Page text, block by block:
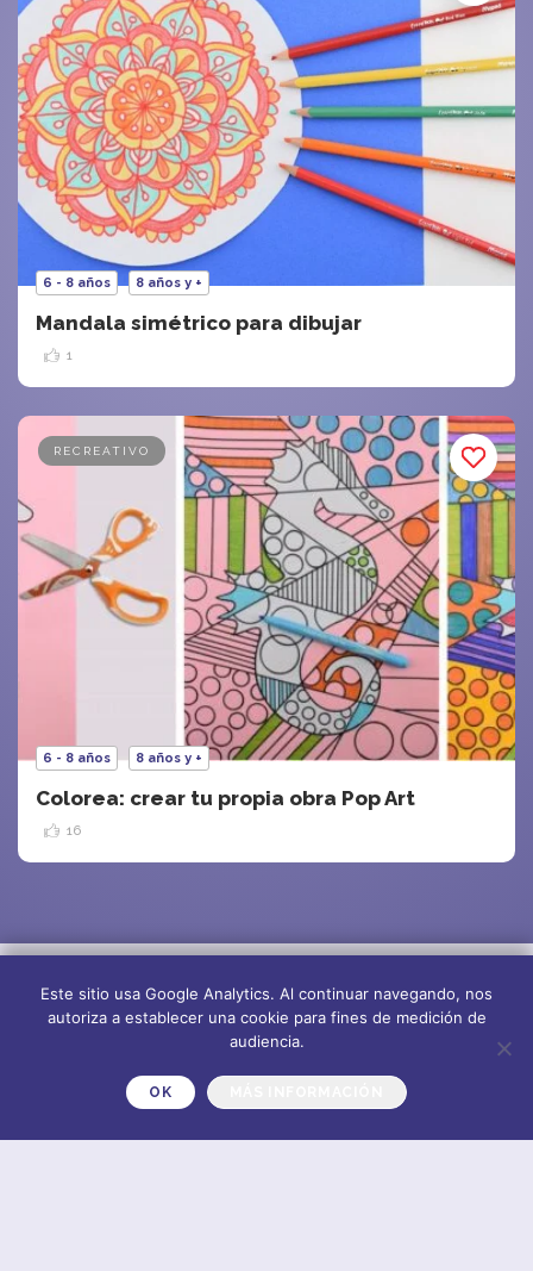
6 - 8 años 8 años y +
Mandala simétrico para dibujar
1
RECREATIVO
6 - 8 años 8 años y +
Colorea: crear tu propia obra Pop Art
16
Este sitio usa Google Analytics. Al continuar navegando, nos
autoriza a establecer una cookie para fines de medición de
audiencia.
OK